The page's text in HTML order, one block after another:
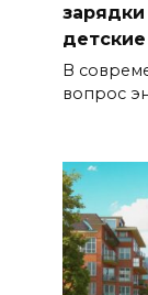
В
вопрос